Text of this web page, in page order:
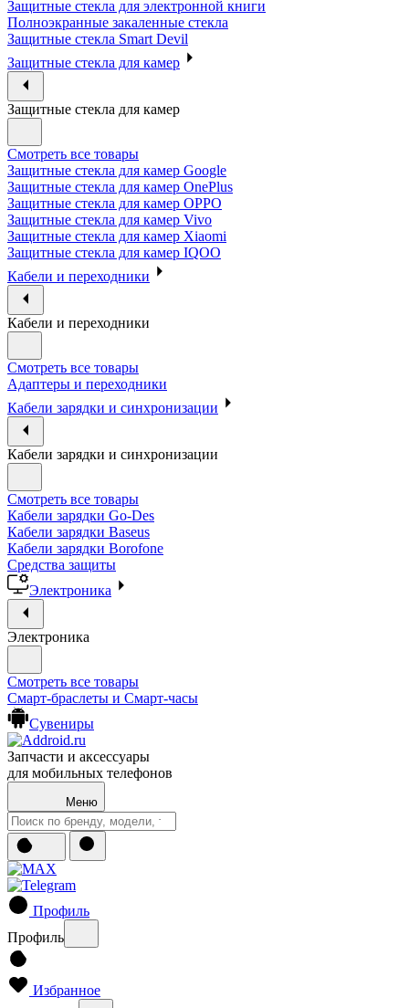
Защитные стекла для электронной книги
Полноэкранные закаленные стекла
Защитные стекла Smart Devil
Защитные стекла для камер
Защитные стекла для камер
Смотреть все товары
Защитные стекла для камер Google
Защитные стекла для камер OnePlus
Защитные стекла для камер OPPO
Защитные стекла для камер Vivo
Защитные стекла для камер Xiaomi
Защитные стекла для камер IQOO
Кабели и переходники
Кабели и переходники
Смотреть все товары
Адаптеры и переходники
Кабели зарядки и синхронизации
Кабели зарядки и синхронизации
Смотреть все товары
Кабели зарядки Go-Des
Кабели зарядки Baseus
Кабели зарядки Borofone
Средства защиты
Электроника
Электроника
Смотреть все товары
Смарт-браслеты и Смарт-часы
Сувениры
Запчасти и аксессуары
для мобильных телефонов
Меню
Профиль
Профиль
Избранное